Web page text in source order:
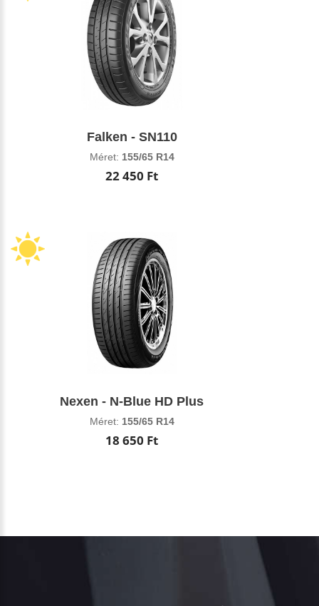
Falken - SN110
Méret: 155/65 R14
22 450 Ft
Nexen - N-Blue HD Plus
Méret: 155/65 R14
18 650 Ft